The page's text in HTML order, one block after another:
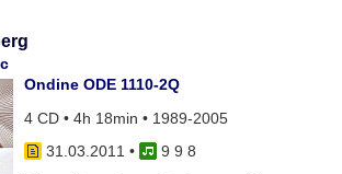
Ondine ODE 1110-2Q
4 CD • 4h 18min • 1989-2005
31.03.2011 •
9 9 8